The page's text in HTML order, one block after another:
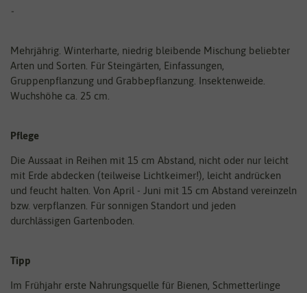
-
Mehrjährig. Winterharte, niedrig bleibende Mischung beliebter
Arten und Sorten. Für Steingärten, Einfassungen,
Gruppenpflanzung und Grabbepflanzung. Insektenweide.
Wuchshöhe ca. 25 cm.
Pflege
Die Aussaat in Reihen mit 15 cm Abstand, nicht oder nur leicht
mit Erde abdecken (teilweise Lichtkeimer!), leicht andrücken
und feucht halten. Von April - Juni mit 15 cm Abstand vereinzeln
bzw. verpflanzen. Für sonnigen Standort und jeden
durchlässigen Gartenboden.
Tipp
Im Frühjahr erste Nahrungsquelle für Bienen, Schmetterlinge